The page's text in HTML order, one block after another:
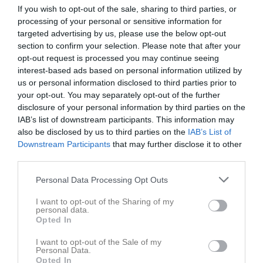
If you wish to opt-out of the sale, sharing to third parties, or
processing of your personal or sensitive information for
targeted advertising by us, please use the below opt-out
section to confirm your selection. Please note that after your
opt-out request is processed you may continue seeing
interest-based ads based on personal information utilized by
us or personal information disclosed to third parties prior to
your opt-out. You may separately opt-out of the further
disclosure of your personal information by third parties on the
IAB’s list of downstream participants. This information may
also be disclosed by us to third parties on the IAB’s List of
Downstream Participants that may further disclose it to other
Personal Data Processing Opt Outs
I want to opt-out of the Sharing of my
personal data.
Opted In
I want to opt-out of the Sale of my
Personal Data.
Opted In
Championsleaguematch
Paris SG - GOG Danmark
Senast uppdaterade album
Polisen - Gustavsberg 20/1 -13
67 bilder
På gång Kalender
Inga kommande aktiviteter